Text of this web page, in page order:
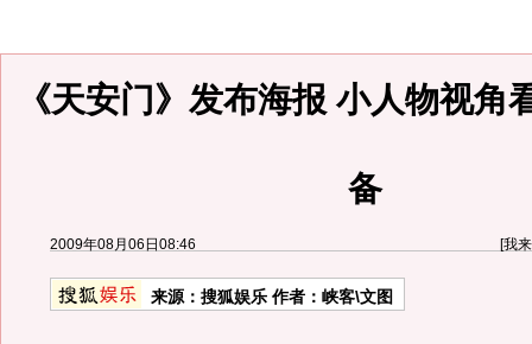
《天安门》发布海报 小人物视角
备
2009年08月06日08:46 [我
来源： 搜狐娱乐作者：峡客\文图